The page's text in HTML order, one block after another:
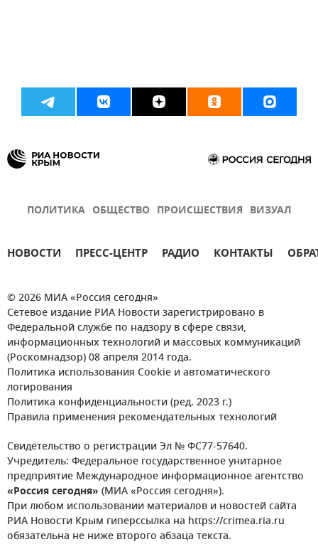
ПОЛИТИКА ОБЩЕСТВО ПРОИСШЕСТВИЯ ВИЗУАЛ
НОВОСТИ ПРЕСС-ЦЕНТР РАДИО КОНТАКТЫ
© 2026 МИА «Россия сегодня»
Сетевое издание РИА Новости зарегистрировано в
Федеральной службе по надзору в сфере связи,
информационных технологий и массовых коммуникаций
(Роскомнадзор) 08 апреля 2014 года.
Политика использования Cookie и автоматического
логирования
Политика конфиденциальности (ред. 2023 г.)
Правила применения рекомендательных технологий
Свидетельство о регистрации Эл № ФС77-57640.
Учредитель: Федеральное государственное унитарное
предприятие Международное информационное агентство
«Россия сегодня» (МИА «Россия сегодня»).
При любом использовании материалов и новостей сайта
РИА Новости Крым гиперссылка на https://crimea.ria.ru
обязательна не ниже второго абзаца текста.